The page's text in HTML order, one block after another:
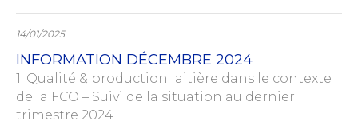
14/01/2025
INFORMATION DÉCEMBRE 2024
1. Qualité & production laitière dans le contexte
de la FCO – Suivi de la situation au dernier
trimestre 2024